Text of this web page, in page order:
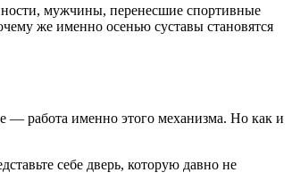
мужчины, перенесшие спортивные
же именно осенью суставы становятся
работа именно этого механизма. Но как и
себе дверь, которую давно не